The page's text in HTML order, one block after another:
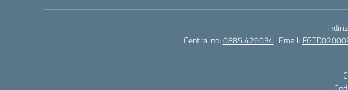
Centralino:0885.426034 Email: